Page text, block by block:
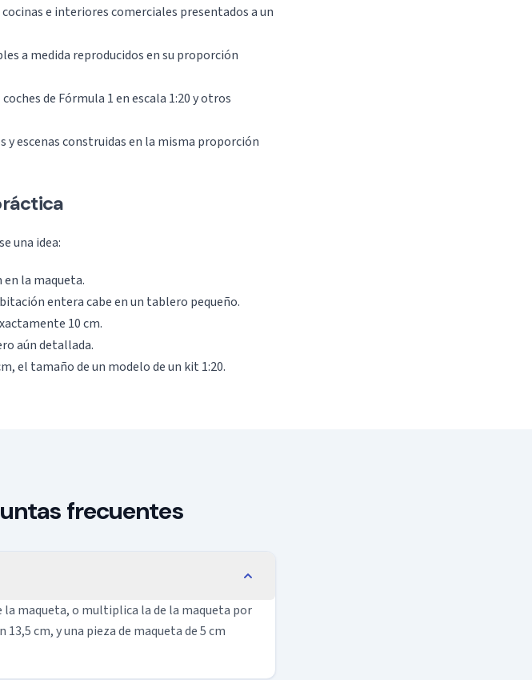
e interiores comerciales presentados a un
a medida reproducidos en su proporción
de Fórmula 1 en escala 1:20 y otros
y escenas construidas en la misma proporción
una idea:
la maqueta.
entera cabe en un tablero pequeño.
10 cm.
aún detallada.
el tamaño de un modelo de un kit 1:20.
frecuentes
maqueta, o multiplica la de la maqueta por
13,5 cm, y una pieza de maqueta de 5 cm